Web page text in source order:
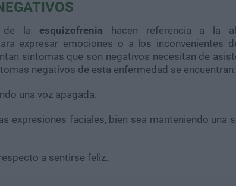
de la esquizofrenia
hacen referencia a la
expresar emociones o a los inconvenientes
síntomas que son negativos necesitan de
negativos de esta enfermedad se encuentran:
una voz apagada.
expresiones faciales, bien sea manteniendo una
a sentirse feliz.